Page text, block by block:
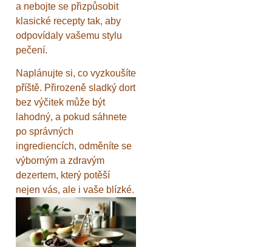
a nebojte se přizpůsobit
klasické recepty tak, aby
odpovídaly vašemu stylu
pečení.
Naplánujte si, co vyzkoušíte
příště. Přirozeně sladký dort
bez výčitek může být
lahodný, a pokud sáhnete
po správných
ingrediencích, odměníte se
výborným a zdravým
dezertem, který potěší
nejen vás, ale i vaše blízké.